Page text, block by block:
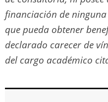
financiación de
que pueda obtener
declarado carecer de
del cargo académico